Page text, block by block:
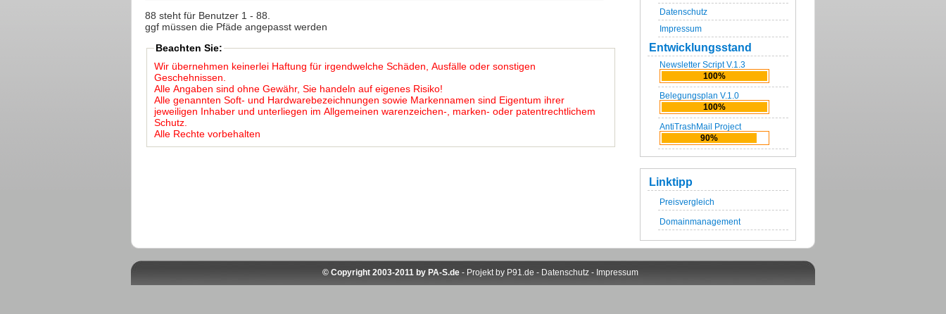
88 steht für Benutzer 1 - 88.
ggf müssen die Pfäde angepasst werden
Beachten Sie:
Wir übernehmen keinerlei Haftung für irgendwelche Schäden, Ausfälle oder sonstigen
Geschehnissen.
Alle Angaben sind ohne Gewähr, Sie handeln auf eigenes Risiko!
Alle genannten Soft- und Hardwarebezeichnungen sowie Markennamen sind Eigentum ihrer
jeweiligen Inhaber und unterliegen im Allgemeinen warenzeichen-, marken- oder patentrechtlichem
Schutz.
Alle Rechte vorbehalten
Datenschutz
Impressum
Entwicklungsstand
Newsletter Script V.1.3
100%
Belegungsplan V.1.0
100%
AntiTrashMail Project
90%
Linktipp
Preisvergleich
Domainmanagement
© Copyright 2003-2011 by PA-S.de- Projekt by P91.de - Datenschutz- Impressum